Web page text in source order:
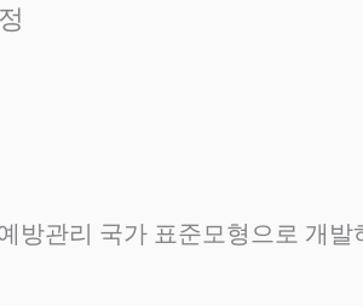
방관리 국가 표준모형으로 개발